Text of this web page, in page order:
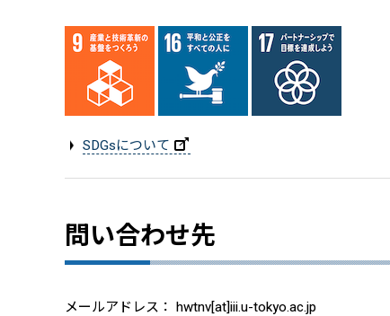
SDGsについて
問い合わせ先
メールアドレス： hwtnv[at]iii.u-tokyo.ac.jp